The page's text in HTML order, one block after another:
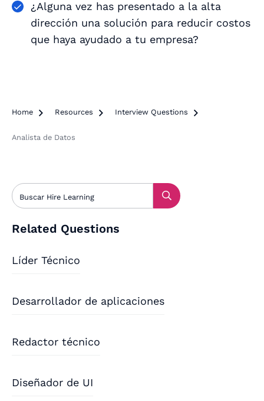
¿Alguna vez has presentado a la alta
dirección una solución para reducir costos
que haya ayudado a tu empresa?
Home  Resources  Interview Questions 
Analista de Datos
Related Questions
Líder Técnico
Desarrollador de aplicaciones
Redactor técnico
Diseñador de UI